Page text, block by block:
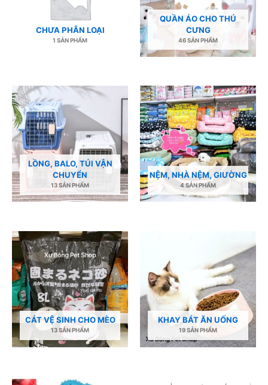
CHƯA PHÂN LOẠI
1 SẢN PHẨM
QUẦN ÁO CHO THÚ
CƯNG
46 SẢN PHẨM
LỒNG, BALO, TÚI VẬN
CHUYỂN
13 SẢN PHẨM
NỆM, NHÀ NỆM, GIƯỜNG
4 SẢN PHẨM
CÁT VỆ SINH CHO MÈO
13 SẢN PHẨM
KHAY BÁT ĂN UỐNG
19 SẢN PHẨM